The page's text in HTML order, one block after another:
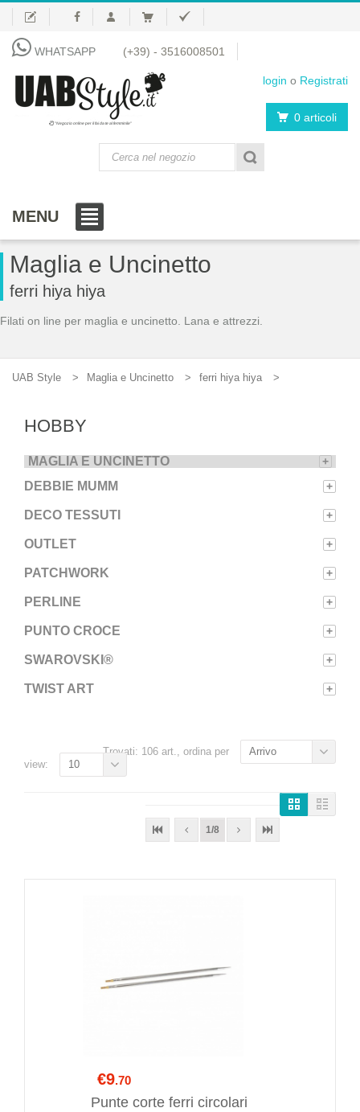
WHATSAPP (+39) - 3516008501
login o Registrati
"Negozio online per il fai da te al femminile" 0 articoli
MENU
Maglia e Uncinetto
ferri hiya hiya
Filati on line per maglia e uncinetto. Lana e attrezzi.
UAB Style Maglia e Uncinetto ferri hiya hiya
HOBBY
MAGLIA E UNCINETTO +
DEBBIE MUMM +
DECO TESSUTI +
OUTLET +
PATCHWORK +
PERLINE +
PUNTO CROCE +
SWAROVSKI® +
TWIST ART +
Trovati: 106 art., ordina per Arrivo
1/8
view: 10
€9.70
Punte corte ferri circolari